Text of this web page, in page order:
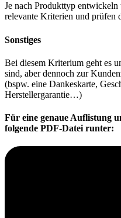
Je nach Produkttyp
relevante Kriterien und prüfen
Sonstiges
Bei diesem Kriterium geht es
sind, aber dennoch zur
(bspw. eine Dankeskarte,
Herstellergarantie…)
Für eine genaue Auflistung
folgende PDF-Datei runter: